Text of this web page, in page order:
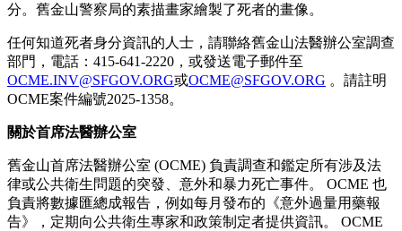
分。舊金山警察局的素描畫家繪製了死者的畫像。
任何知道死者身分資訊的人士，請聯絡舊金山法醫辦公室調查
部門，電話：415-641-2220，或發送電子郵件至
OCME.INV@SFGOV.ORG或OCME@SFGOV.ORG 。請註明
OCME案件編號2025-1358。
關於首席法醫辦公室
舊金山首席法醫辦公室 (OCME) 負責調查和鑑定所有涉及法
律或公共衛生問題的突發、意外和暴力死亡事件。 OCME 也
負責將數據匯總成報告，例如每月發布的《意外過量用藥報
告》，定期向公共衛生專家和政策制定者提供資訊。 OCME